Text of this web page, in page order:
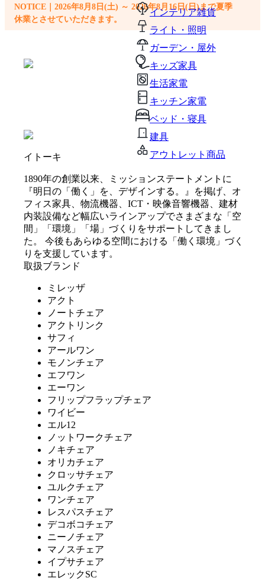
インテリア雑貨
ライト・照明
ガーデン・屋外
キッズ家具
生活家電
キッチン家電
ベッド・寝具
建具
アウトレット商品
NOTICE｜2026年8月8日(土) ～ 2026年8月16日(日)まで夏季
休業とさせていただきます。
イトーキ
1890年の創業以来、ミッションステートメントに
『明日の「働く」を、デザインする。』を掲げ、オ
フィス家具、物流機器、ICT・映像音響機器、建材
内装設備など幅広いラインアップでさまざまな「空
間」「環境」「場」づくりをサポートしてきまし
た。 今後もあらゆる空間における「働く環境」づく
りを支援しています。
取扱ブランド
ミレッザ
アクト
ノートチェア
アクトリンク
サフィ
アールワン
モノンチェア
エフワン
エーワン
フリップフラップチェア
ワイビー
エル12
ノットワークチェア
ノキチェア
オリカチェア
クロッサチェア
ユルクチェア
ワンチェア
レスパスチェア
デコボコチェア
ニーノチェア
マノスチェア
イプサチェア
エレックSC